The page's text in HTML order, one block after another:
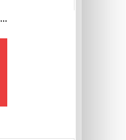
Печать инструкций по эксплуатации